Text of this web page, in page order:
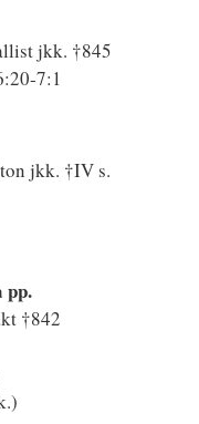
jkk. †845
7:1
jkk. †IV s.
pp.
†842